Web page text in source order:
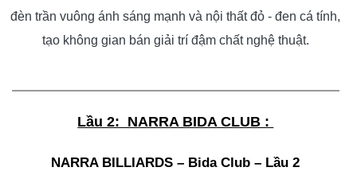
đèn trần vuông ánh sáng mạnh và nội thất đỏ - đen cá tính,
tạo không gian bán giải trí đậm chất nghệ thuật.
Lầu 2: NARRA BIDA CLUB :
NARRA BILLIARDS – Bida Club – Lầu 2